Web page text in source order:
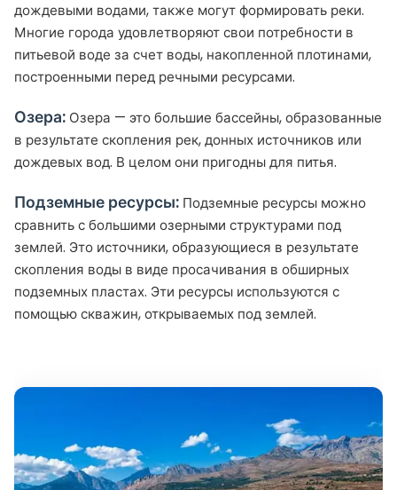
дождевыми водами, также могут формировать реки.
Многие города удовлетворяют свои потребности в
питьевой воде за счет воды, накопленной плотинами,
построенными перед речными ресурсами.
Озера: Озера — это большие бассейны, образованные
в результате скопления рек, донных источников или
дождевых вод. В целом они пригодны для питья.
Подземные ресурсы: Подземные ресурсы можно
сравнить с большими озерными структурами под
землей. Это источники, образующиеся в результате
скопления воды в виде просачивания в обширных
подземных пластах. Эти ресурсы используются с
помощью скважин, открываемых под землей.